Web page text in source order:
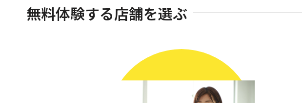
無料体験する店舗を選ぶ